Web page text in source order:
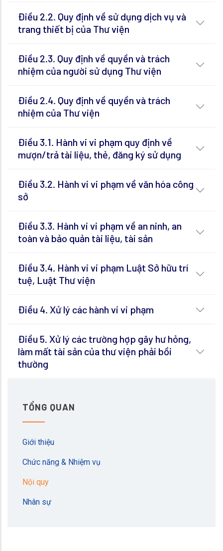
Điều 2.2. Quy định về sử dụng dịch vụ và
trang thiết bị của Thư viện
Điều 2.3. Quy định về quyền và trách
nhiệm của người sử dụng Thư viện
Điều 2.4. Quy định về quyền và trách
nhiệm của Thư viện
Điều 3.1. Hành vi vi phạm quy định về
mượn/trả tài liệu, thẻ, đăng ký sử dụng
Điều 3.2. Hành vi vi phạm về văn hóa công
sở
Điều 3.3. Hành vi vi phạm về an ninh, an
toàn và bảo quản tài liệu, tài sản
Điều 3.4. Hành vi vi phạm Luật Sở hữu trí
tuệ, Luật Thư viện
Điều 4. Xử lý các hành vi vi phạm
Điều 5. Xử lý các trường hợp gây hư hỏng,
làm mất tài sản của thư viện phải bồi
thường
TỔNG QUAN
Giới thiệu
Chức năng & Nhiệm vụ
Nội quy
Nhân sự